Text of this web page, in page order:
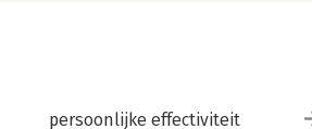
persoonlijke effectiviteit